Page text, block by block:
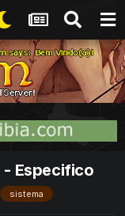
- Especifico
sistema